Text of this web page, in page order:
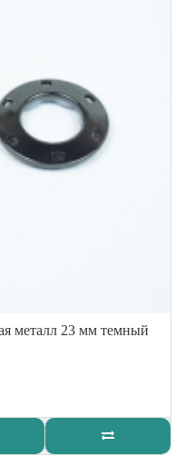
металл 23 мм темный